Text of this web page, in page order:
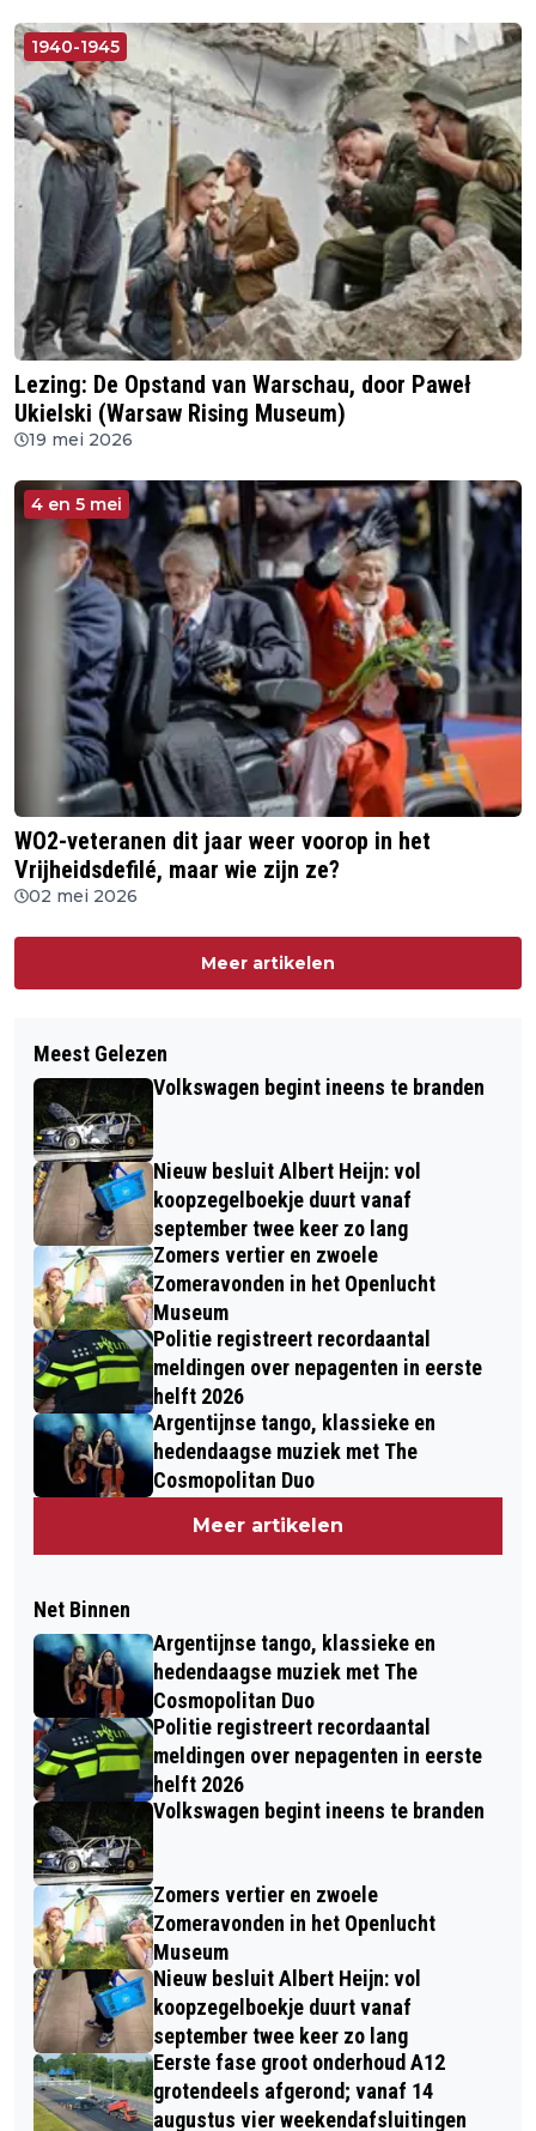
1940-1945
Lezing: De Opstand van Warschau, door Paweł
Ukielski (Warsaw Rising Museum)
19 mei 2026
4 en 5 mei
WO2-veteranen dit jaar weer voorop in het
Vrijheidsdefilé, maar wie zijn ze?
02 mei 2026
Meer artikelen
Meest Gelezen
Volkswagen begint ineens te branden
Nieuw besluit Albert Heijn: vol
koopzegelboekje duurt vanaf
september twee keer zo lang
Zomers vertier en zwoele
Zomeravonden in het Openlucht
Museum
Politie registreert recordaantal
meldingen over nepagenten in eerste
helft 2026
Argentijnse tango, klassieke en
hedendaagse muziek met The
Cosmopolitan Duo
Meer artikelen
Net Binnen
Argentijnse tango, klassieke en
hedendaagse muziek met The
Cosmopolitan Duo
Politie registreert recordaantal
meldingen over nepagenten in eerste
helft 2026
Volkswagen begint ineens te branden
Zomers vertier en zwoele
Zomeravonden in het Openlucht
Museum
Nieuw besluit Albert Heijn: vol
koopzegelboekje duurt vanaf
september twee keer zo lang
Eerste fase groot onderhoud A12
grotendeels afgerond; vanaf 14
augustus vier weekendafsluitingen